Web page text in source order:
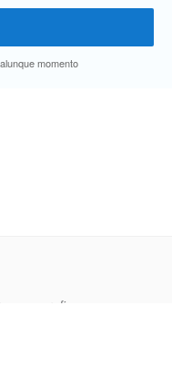
momento
geografica